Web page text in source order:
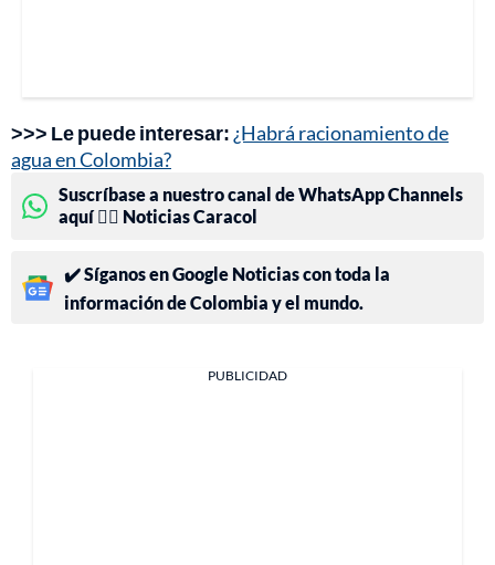
>>> Le puede interesar: ¿Habrá racionamiento de
agua en Colombia?
Suscríbase a nuestro canal de WhatsApp Channels
aquí 👉🏻 Noticias Caracol
✔️ Síganos en Google Noticias con toda la
información de Colombia y el mundo.
PUBLICIDAD